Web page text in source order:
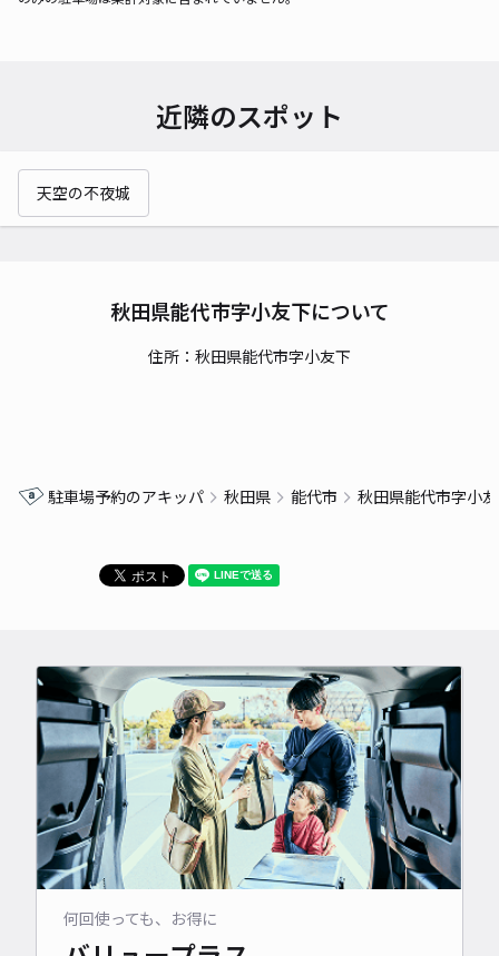
近隣のスポット
天空の不夜城
秋田県能代市字小友下について
住所：秋田県能代市字小友下
駐車場予約のアキッパ 秋田県 能代市 秋田県能代市字小
何回使っても、お得に